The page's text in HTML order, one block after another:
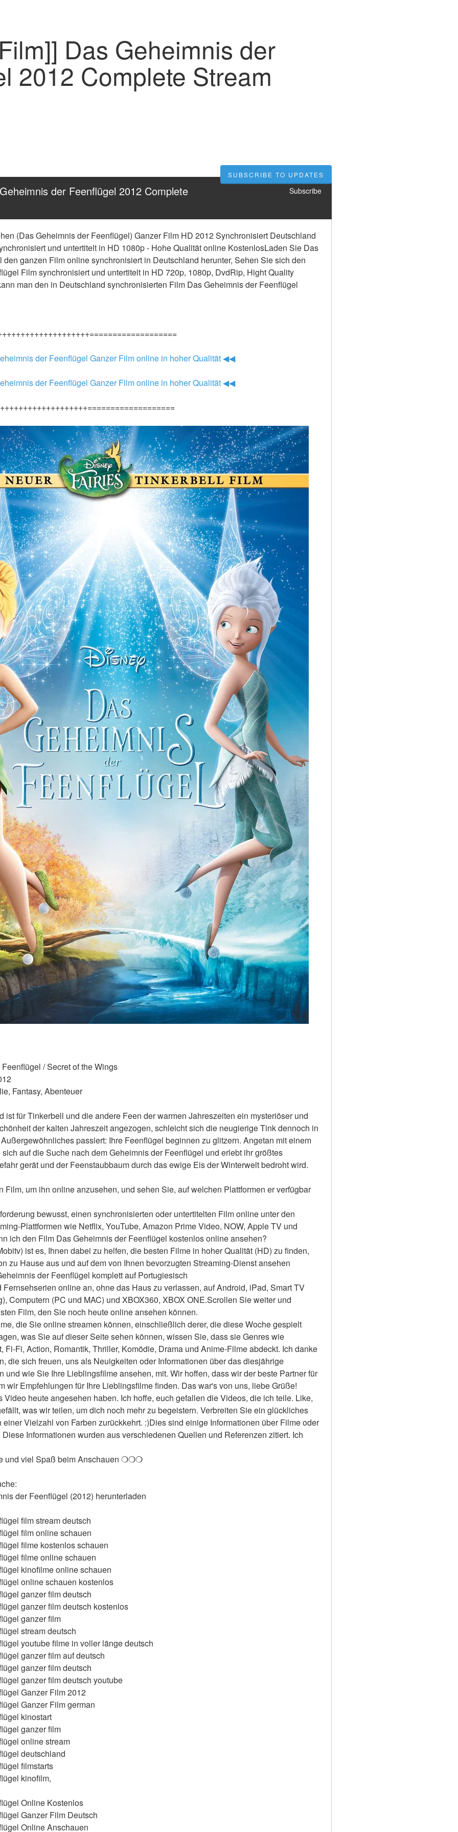
Das Geheimnis der
2012 Complete Stream
SUBSCRIBE TO UPDATES
der Feenflügel 2012 Complete Subscribe
(Das Geheimnis der Feenflügel) Ganzer Film HD 2012 Synchronisiert Deutschland
und untertitelt in HD 1080p - Hohe Qualität online KostenlosLaden Sie Das
ganzen Film online synchronisiert in Deutschland herunter, Sehen Sie sich den
Film synchronisiert und untertitelt in HD 720p, 1080p, DvdRip, Hight Quality
man den in Deutschland synchronisierten Film Das Geheimnis der Feenflügel
der Feenflügel Ganzer Film online in hoher Qualität ◀◀
der Feenflügel Ganzer Film online in hoher Qualität ◀◀
/ Secret of the Wings
Fantasy, Abenteuer
ist für Tinkerbell und die andere Feen der warmen Jahreszeiten ein mysteriöser und
der kalten Jahreszeit angezogen, schleicht sich die neugierige Tink dennoch in
passiert: Ihre Feenflügel beginnen zu glitzern. Angetan mit einem
auf die Suche nach dem Geheimnis der Feenflügel und erlebt ihr größtes
gerät und der Feenstaubbaum durch das ewige Eis der Winterwelt bedroht wird.
Film, um ihn online anzusehen, und sehen Sie, auf welchen Plattformen er verfügbar
bewusst, einen synchronisierten oder untertitelten Film online unter den
Plattformen wie Netflix, YouTube, Amazon Prime Video, NOW, Apple TV und
ich den Film Das Geheimnis der Feenflügel kostenlos online ansehen?
ist es, Ihnen dabei zu helfen, die besten Filme in hoher Qualität (HD) zu finden,
zu Hause aus und auf dem von Ihnen bevorzugten Streaming-Dienst ansehen
der Feenflügel komplett auf Portugiesisch
online an, ohne das Haus zu verlassen, auf Android, iPad, Smart TV
Computern (PC und MAC) und XBOX360, XBOX ONE.Scrollen Sie weiter und
Film, den Sie noch heute online ansehen können.
die Sie online streamen können, einschließlich derer, die diese Woche gespielt
was Sie auf dieser Seite sehen können, wissen Sie, dass sie Genres wie
Fi-Fi, Action, Romantik, Thriller, Komödie, Drama und Anime-Filme abdeckt. Ich danke
die sich freuen, uns als Neuigkeiten oder Informationen über das diesjährige
und wie Sie Ihre Lieblingsfilme ansehen, mit. Wir hoffen, dass wir der beste Partner für
wir Empfehlungen für Ihre Lieblingsfilme finden. Das war's von uns, liebe Grüße!
Video heute angesehen haben. Ich hoffe, euch gefallen die Videos, die ich teile. Like,
was wir teilen, um dich noch mehr zu begeistern. Verbreiten Sie ein glückliches
Vielzahl von Farben zurückkehrt. :)Dies sind einige Informationen über Filme oder
Informationen wurden aus verschiedenen Quellen und Referenzen zitiert. Ich
viel Spaß beim Anschauen ❍❍❍
der Feenflügel (2012) herunterladen
film stream deutsch
film online schauen
filme kostenlos schauen
filme online schauen
kinofilme online schauen
online schauen kostenlos
ganzer film deutsch
ganzer film deutsch kostenlos
ganzer film
stream deutsch
youtube filme in voller länge deutsch
ganzer film auf deutsch
ganzer film deutsch
ganzer film deutsch youtube
Ganzer Film 2012
Ganzer Film german
kinostart
ganzer film
online stream
deutschland
filmstarts
kinofilm,
Online Kostenlos
Ganzer Film Deutsch
Online Anschauen